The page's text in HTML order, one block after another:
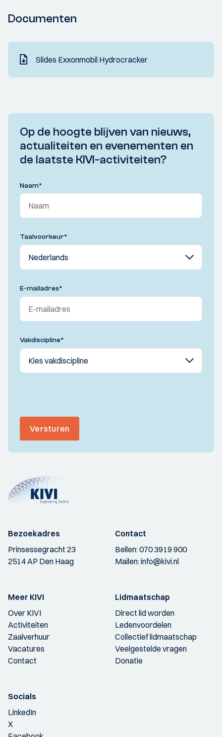
Documenten
Slides Exxonmobil Hydrocracker
Op de hoogte blijven van nieuws,
actualiteiten en evenementen en
de laatste KIVI-activiteiten?
Naam*
Taalvoorkeur*
E-mailadres*
Vakdiscipline*
Versturen
Bezoekadres
Prinsessegracht 23
2514 AP Den Haag
Contact
Bellen:070 3919 900
Mailen:info@kivi.nl
Meer KIVI
Over KIVI
Activiteiten
Zaalverhuur
Vacatures
Contact
Lidmaatschap
Direct lid worden
Ledenvoordelen
Collectief lidmaatschap
Veelgestelde vragen
Donatie
Socials
LinkedIn
X